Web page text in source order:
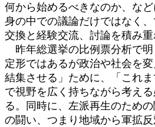
何から始めるべきなのか、な
身の中での議論だけではなく
交換と経験交流、討論を積み重
昨年総選挙の比例票分析で
定形ではあるが政治や社会を
結集させる」ために、「これ
で視野を広く持ちながら考え
る。同時に、左派再生のため
の闘い、つまり地域から軍拡